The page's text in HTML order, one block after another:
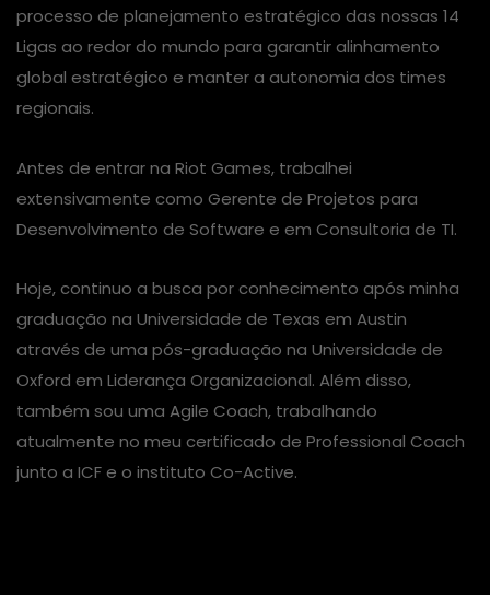
processo de planejamento estratégico das nossas 14
Ligas ao redor do mundo para garantir alinhamento
global estratégico e manter a autonomia dos times
regionais.
Antes de entrar na Riot Games, trabalhei
extensivamente como Gerente de Projetos para
Desenvolvimento de Software e em Consultoria de TI.
Hoje, continuo a busca por conhecimento após minha
graduação na Universidade de Texas em Austin
através de uma pós-graduação na Universidade de
Oxford em Liderança Organizacional. Além disso,
também sou uma Agile Coach, trabalhando
atualmente no meu certificado de Professional Coach
junto a ICF e o instituto Co-Active.